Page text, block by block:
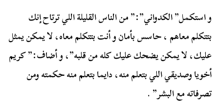
و استكمل” الكدواني”:” من الناس القليلة اللي ترتاح إنك
بتتكلم معاهم ، حاسس بأمان و أنت بتتكلم معاه، لا يمكن يمثل
عليك، لا يمكن يضحك عليك كله من قلبه”، و أضاف:” كريم
أخويا وصديقي اللي بتعلم منه، دايما بتعلم منه حكمته ومن
تصرفاته مع البشر” .